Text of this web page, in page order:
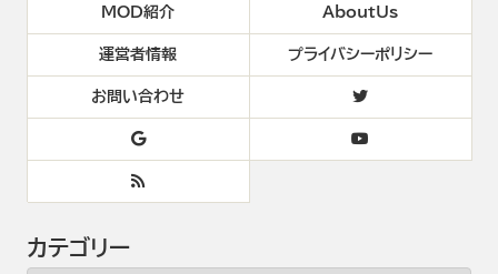
MOD紹介 AboutUs
運営者情報 プライバシーポリシー
お問い合わせ
カテゴリー